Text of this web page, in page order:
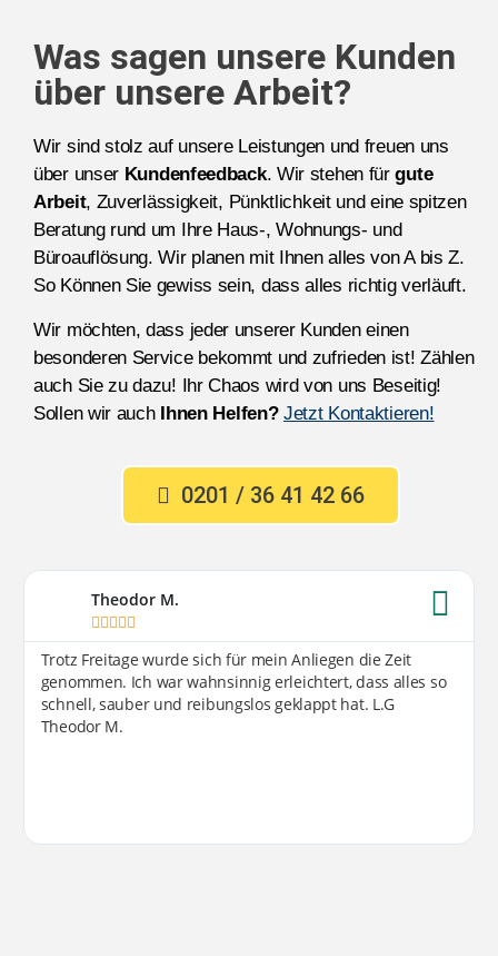
Was sagen unsere Kunden
über unsere Arbeit?
Wir sind stolz auf unsere Leistungen und freuen uns
über unser Kundenfeedback. Wir stehen fürgute
Arbeit, Zuverlässigkeit, Pünktlichkeit und eine spitzen
Beratung rund um Ihre Haus-, Wohnungs- und
Büroauflösung. Wir planen mit Ihnen alles von A bis Z.
So Können Sie gewiss sein, dass alles richtig verläuft.
Wir möchten, dass jeder unserer Kunden einen
besonderen Service bekommt und zufrieden ist! Zählen
auch Sie zu dazu! Ihr Chaos wird von uns Beseitig!
Sollen wir auch Ihnen Helfen? Jetzt Kontaktieren!
0201 / 36 41 42 66
Theodor M.
    
Trotz Freitage wurde sich für mein Anliegen die Zeit
genommen. Ich war wahnsinnig erleichtert, dass alles so
schnell, sauber und reibungslos geklappt hat. L.G
Theodor M.